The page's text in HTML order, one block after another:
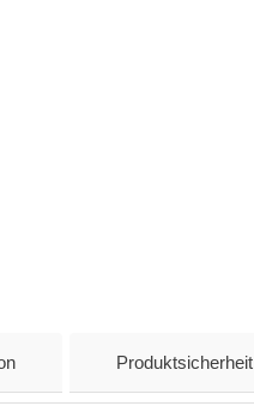
Produktsicherheit